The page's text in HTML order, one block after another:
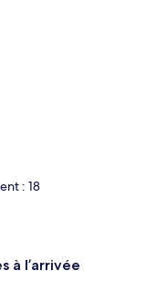
: 18
à l’arrivée